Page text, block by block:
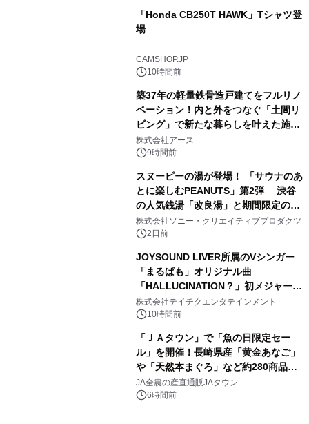
「Honda CB250T HAWK」Tシャツ登
場
CAMSHOP.JP
10時間前
築37年の軽量鉄骨造戸建てをフルリノ
ベーション！内と外をつなぐ「土間リ
ビング」で新たな暮らしを叶えた施工
事例を株式会社アースが公開
株式会社アース
9時間前
スヌーピーの湯が登場！ 「サウナのあ
とに楽しむPEANUTS」第2弾 渋谷
の人気銭湯「改良湯」と期間限定のコ
ラボレーション サウナイキタイコラ
ボグッズも発売決定！
株式会社ソニー・クリエイティブプロダクツ
2日前
JOYSOUND LIVER所属のVシンガー
「まるぱも」オリジナル曲
「HALLUCINATION？」初メジャー配
信リリース決定！
株式会社テイチクエンタテインメント
10時間前
「ＪＡタウン」で「魚の日限定セー
ル」を開催！長崎県産「黄金あなご」
や「天然本まぐろ」など約280商品を
販売！～毎月１０日の定例企画～
JA全農の産直通販JAタウン
6時間前